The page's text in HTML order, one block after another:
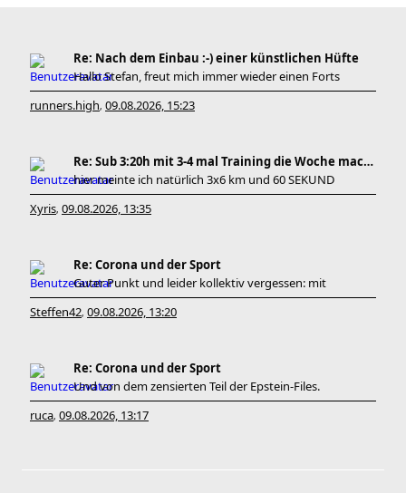
Re: Nach dem Einbau :-) einer künstlichen Hüfte
Hallo Stefan, freut mich immer wieder einen Forts
runners.high, 09.08.2026, 15:23
Re: Sub 3:20h mit 3-4 mal Training die Woche machb
hier meinte ich natürlich 3x6 km und 60 SEKUND
Xyris, 09.08.2026, 13:35
Re: Corona und der Sport
Guter Punkt und leider kollektiv vergessen: mit
Steffen42, 09.08.2026, 13:20
Re: Corona und der Sport
Und von dem zensierten Teil der Epstein-Files.
ruca, 09.08.2026, 13:17